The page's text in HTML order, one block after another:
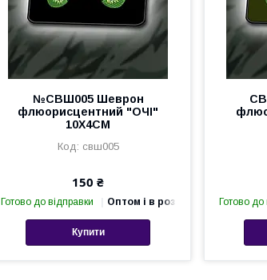
№СВШ005 Шеврон
флюорисцентний "ОЧІ"
10Х4СМ
свш005
150 ₴
Готово до відправки Оптом і в роздріб
Купити
Готово до